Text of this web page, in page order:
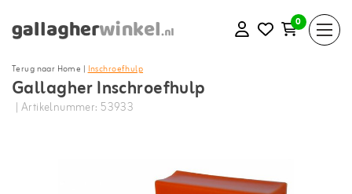
0
Terug naar Home |Inschroefhulp
Gallagher Inschroefhulp
| Artikelnummer: 53933